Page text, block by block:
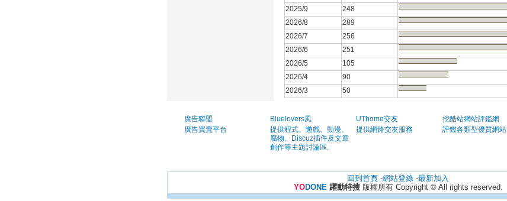
2025/9
248
2026/8
289
2026/7
256
2026/6
251
2026/5
105
2026/4
90
2026/3
50
廣告聯盟
廣告買賣平台
Bluelovers風
提供程式、遊戲、動漫、
腐物、Discuz插件及文章
創作等主題討論區。
UThome交友
提供網路交友服務
挖酷站網站評鑑網
評鑑各類型優質網站
回到首頁 -網站登錄 -最新加入
YODONE 躍動特搜版權所有 Copyright © All rights reserved.